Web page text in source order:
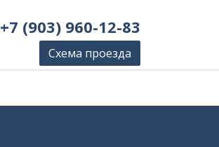
+7 (903) 960-12-83
Схема проезда